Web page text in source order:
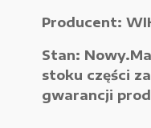
Urządzenia
Urządzenia
Używane
Producent:
Stan:
stoku części
gwarancji